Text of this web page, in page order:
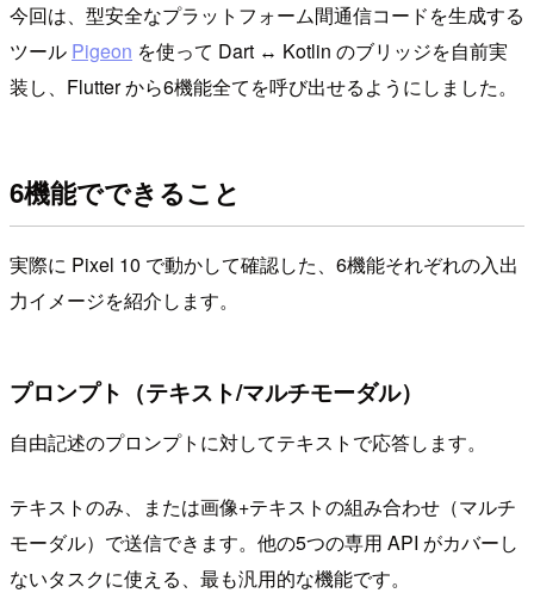
今回は、型安全なプラットフォーム間通信コードを生成する
ツール Pigeon を使って Dart ↔ Kotlin のブリッジを自前実
装し、Flutter から6機能全てを呼び出せるようにしました。
6機能でできること
実際に Pixel 10 で動かして確認した、6機能それぞれの入出
力イメージを紹介します。
プロンプト（テキスト/マルチモーダル）
自由記述のプロンプトに対してテキストで応答します。
テキストのみ、または画像+テキストの組み合わせ（マルチ
モーダル）で送信できます。他の5つの専用 API がカバーし
ないタスクに使える、最も汎用的な機能です。